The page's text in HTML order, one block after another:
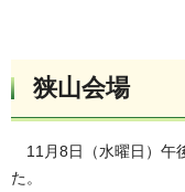
狭山会場
11月8日（水曜日）午
た。